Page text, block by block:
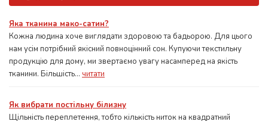
Яка тканина мако-сатин?
Кожна людина хоче виглядати здоровою та бадьорою. Для цього
нам усім потрібний якісний повноцінний сон. Купуючи текстильну
продукцію для дому, ми звертаємо увагу насамперед на якість
тканини. Більшість... читати
Як вибрати постільну білизну
Щільність переплетення, тобто кількість ниток на квадратний